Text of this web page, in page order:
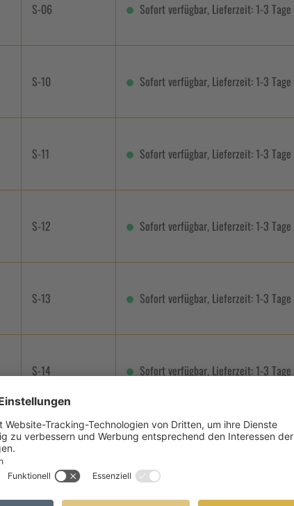
S-06 Sofort verfügbar, Lieferzeit: 1-3 Tage
S-10 Sofort verfügbar, Lieferzeit: 1-3 Tage
S-11 Sofort verfügbar, Lieferzeit: 1-3 Tage
S-12 Sofort verfügbar, Lieferzeit: 1-3 Tage
S-13 Sofort verfügbar, Lieferzeit: 1-3 Tage
S-14 Sofort verfügbar, Lieferzeit: 1-3 Tage
S-15 Sofort verfügbar, Lieferzeit: 1-3 Tage